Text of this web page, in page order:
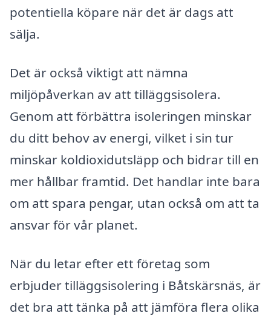
potentiella köpare när det är dags att
sälja.
Det är också viktigt att nämna
miljöpåverkan av att tilläggsisolera.
Genom att förbättra isoleringen minskar
du ditt behov av energi, vilket i sin tur
minskar koldioxidutsläpp och bidrar till en
mer hållbar framtid. Det handlar inte bara
om att spara pengar, utan också om att ta
ansvar för vår planet.
När du letar efter ett företag som
erbjuder tilläggsisolering i Båtskärsnäs, är
det bra att tänka på att jämföra flera olika